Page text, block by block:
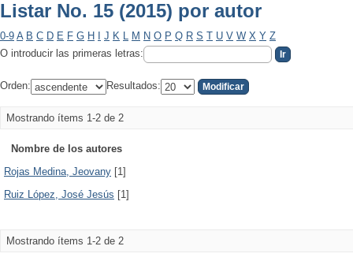
Listar No. 15 (2015) por autor
0-9 A B C D E F G H J K L M N O P Q R S T U V W X Y Z
O introducir las primeras letras:
Orden: Resultados:
Mostrando ítems 1-2 de 2
Nombre de los autores
Rojas Medina, Jeovany [1]
Ruiz López, José Jesús [1]
Mostrando ítems 1-2 de 2